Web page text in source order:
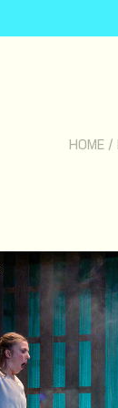
HOME /